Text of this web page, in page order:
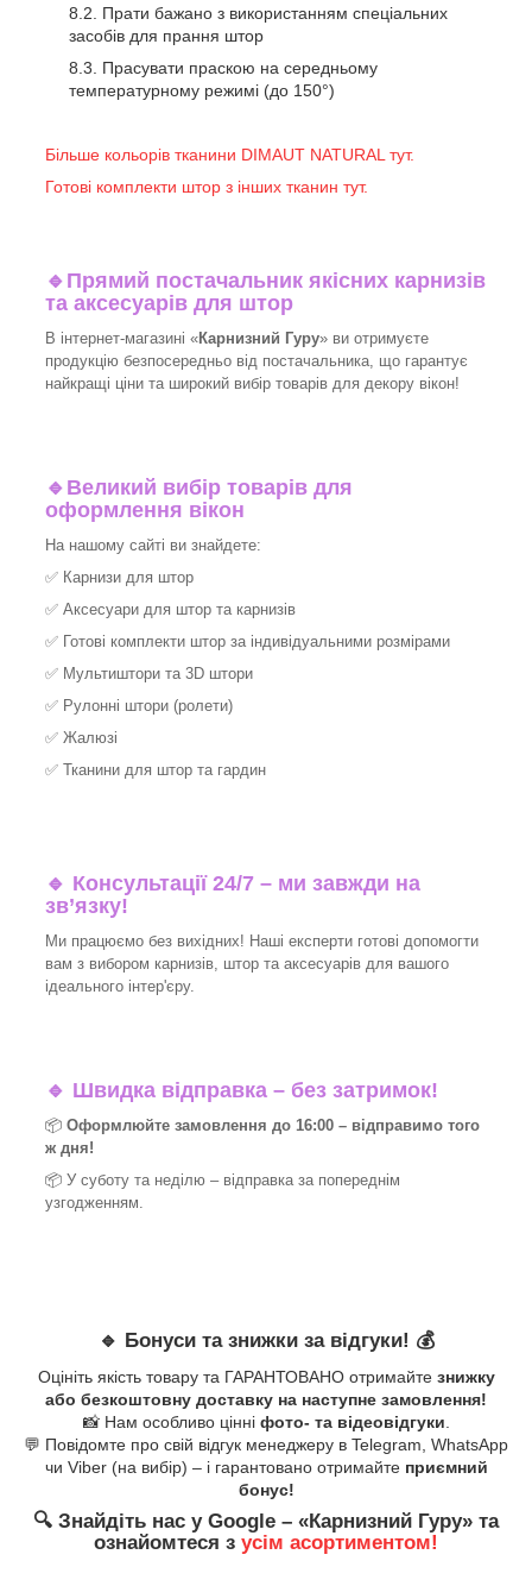
Прати бажано з використанням спеціальних
засобів для прання штор
Прасувати праскою на середньому
температурному режимі (до 150°)
Більше кольорів тканини DIMAUT NATURAL тут.
Готові комплекти штор з інших тканин тут.
🔹 Прямий постачальник якісних карнизів
та аксесуарів для штор
В інтернет-магазині «Карнизний Гуру» ви отримуєте
продукцію безпосередньо від постачальника, що гарантує
найкращі ціни та широкий вибір товарів для декору вікон!​
🔹 Великий вибір товарів для
оформлення вікон
На нашому сайті ви знайдете:
✅ Карнизи для штор
✅ Аксесуари для штор та карнизів
✅ Готові комплекти штор за індивідуальними розмірами
✅ Мультиштори та 3D штори
✅ Рулонні штори (ролети)
✅ Жалюзі
✅ Тканини для штор та гардин
🔹 Консультації 24/7 – ми завжди на
зв’язку!
Ми працюємо без вихідних! Наші експерти готові допомогти
вам з вибором карнизів, штор та аксесуарів для вашого
ідеального інтер'єру.​
🔹 Швидка відправка – без затримок!
📦 Оформлюйте замовлення до 16:00 – відправимо того
ж дня!
📦 У суботу та неділю – відправка за попереднім
узгодженням.
🔹 Бонуси та знижки за відгуки! 💰
Оцініть якість товару та ГАРАНТОВАНО отримайте знижку
або безкоштовну доставку на наступне замовлення!
📸 Нам особливо цінні фото- та відеовідгуки
💬 Повідомте про свій відгук менеджеру в Telegram, WhatsApp
чи Viber (на вибір) – і гарантовано отримайте приємний
бонус!
🔍 Знайдіть нас у Google – «Карнизний Гуру» та
ознайомтеся з усім асортиментом!